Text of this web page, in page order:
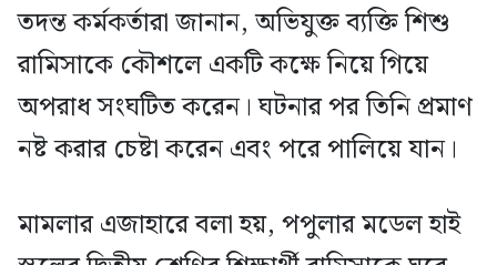
তদন্ত কর্মকর্তারা জানান, অভিযুক্ত ব্যক্তি শিশু
রামিসাকে কৌশলে একটি কক্ষে নিয়ে গিয়ে
অপরাধ সংঘটিত করেন। ঘটনার পর তিনি প্রমাণ
নষ্ট করার চেষ্টা করেন এবং পরে পালিয়ে যান।
মামলার এজাহারে বলা হয়, পপুলার মডেল হাই